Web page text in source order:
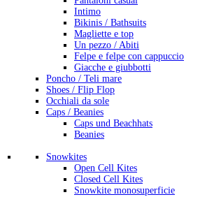
Intimo
Bikinis / Bathsuits
Magliette e top
Un pezzo / Abiti
Felpe e felpe con cappuccio
Giacche e giubbotti
Poncho / Teli mare
Shoes / Flip Flop
Occhiali da sole
Caps / Beanies
Caps und Beachhats
Beanies
Snowkites
Open Cell Kites
Closed Cell Kites
Snowkite monosuperficie